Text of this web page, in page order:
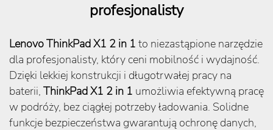
profesjonalisty
Lenovo ThinkPad X1 2 in 1 to niezastąpione narzędzie
dla profesjonalisty, który ceni mobilność i wydajność.
Dzięki lekkiej konstrukcji i długotrwałej pracy na
baterii, ThinkPad X1 2 in 1 umożliwia efektywną pracę
w podróży, bez ciągłej potrzeby ładowania. Solidne
funkcje bezpieczeństwa gwarantują ochronę danych,